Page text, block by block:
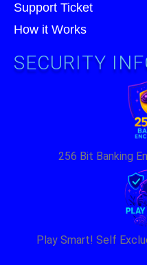
Support Ticket
How it Works
SECURITY
256 Bit Banking
Play Smart! Self